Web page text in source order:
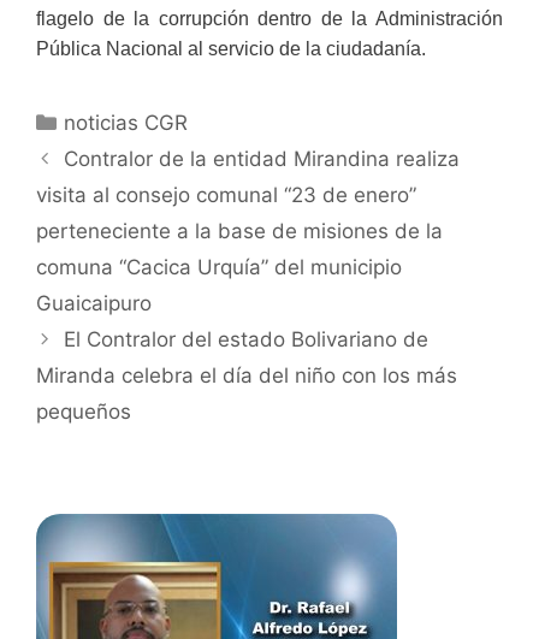
flagelo de la corrupción dentro de la Administración
Pública Nacional al servicio de la ciudadanía.
noticias CGR
Contralor de la entidad Mirandina realiza
visita al consejo comunal “23 de enero”
perteneciente a la base de misiones de la
comuna “Cacica Urquía” del municipio
Guaicaipuro
El Contralor del estado Bolivariano de
Miranda celebra el día del niño con los más
pequeños